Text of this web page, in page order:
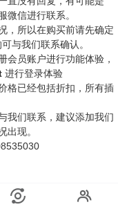
微信进行联系。
，所以在购买前请先确定
与我们联系确认。
会员账户进行功能体验，
进行登录体验
格已经包括折扣，所有插
我们联系，建议添加我们
出现。